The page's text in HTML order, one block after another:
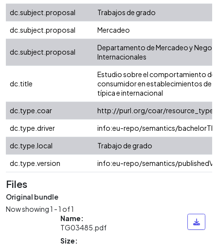
dc.subject.proposal
Trabajos de grado
dc.subject.proposal
Mercadeo
dc.subject.proposal
Departamento de Mercadeo y
Internacionales
dc.title
Estudio sobre el comportamiento del
consumidor en establecimientos de
típica e internacional
dc.type.coar
http://purl.org/coar/resource_type/
dc.type.driver
info:eu-repo/semantics/
dc.type.local
Trabajo de grado
dc.type.version
info:eu-repo/semantics/
Files
Original bundle
Now showing1 - 1 of 1
Name:
TG03485.pdf
Size: